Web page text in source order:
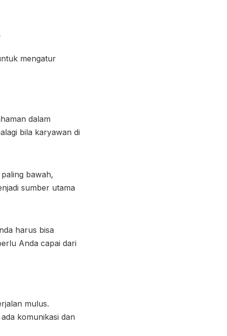
mengatur
dalam
bila karyawan di
bawah,
sumber utama
harus bisa
Anda capai dari
mulus.
komunikasi dan